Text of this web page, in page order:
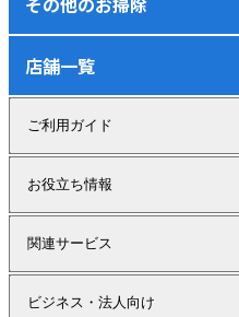
店舗一覧
ご利用ガイド
お役立ち情報
関連サービス
ビジネス・法人向け